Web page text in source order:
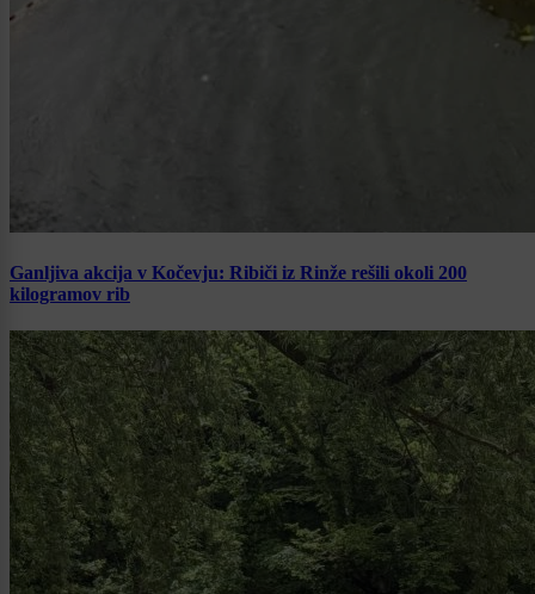
Ganljiva akcija v Kočevju: Ribiči iz Rinže rešili okoli 200
kilogramov rib